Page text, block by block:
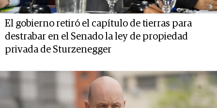
El gobierno retiró el capítulo de tierras para
destrabar en el Senado la ley de propiedad
privada de Sturzenegger